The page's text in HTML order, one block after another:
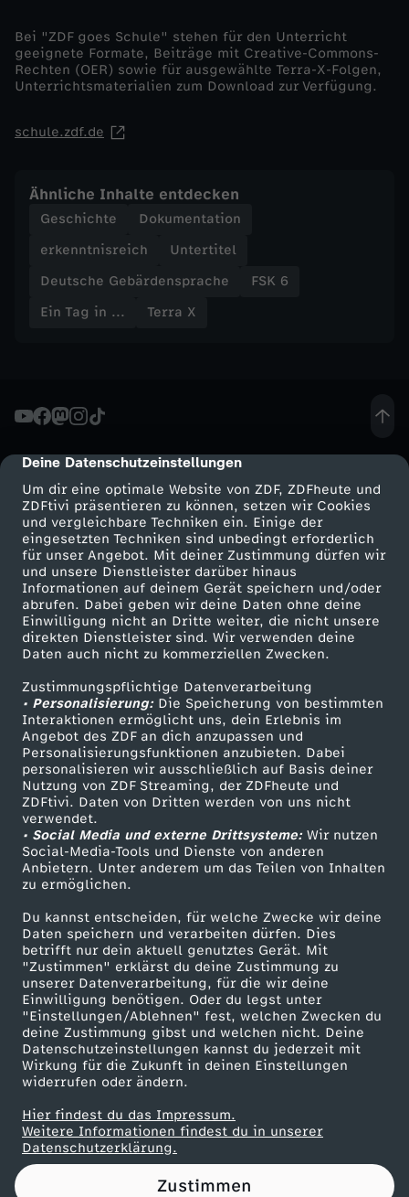
cmp-dialog-description
Deine Datenschutzeinstellungen
Um dir eine optimale Website von ZDF, ZDFheute und
ZDFtivi präsentieren zu können, setzen wir Cookies
und vergleichbare Techniken ein. Einige der
eingesetzten Techniken sind unbedingt erforderlich
für unser Angebot. Mit deiner Zustimmung dürfen wir
und unsere Dienstleister darüber hinaus
Informationen auf deinem Gerät speichern und/oder
abrufen. Dabei geben wir deine Daten ohne deine
Einwilligung nicht an Dritte weiter, die nicht unsere
direkten Dienstleister sind. Wir verwenden deine
Daten auch nicht zu kommerziellen Zwecken.
Zustimmungspflichtige Datenverarbeitung
• Personalisierung:Die Speicherung von bestimmten
Interaktionen ermöglicht uns, dein Erlebnis im
Angebot des ZDF an dich anzupassen und
Personalisierungsfunktionen anzubieten. Dabei
personalisieren wir ausschließlich auf Basis deiner
Nutzung von ZDF Streaming, der ZDFheute und
ZDFtivi. Daten von Dritten werden von uns nicht
verwendet.
• Social Media und externe Drittsysteme:Wir nutzen
Social-Media-Tools und Dienste von anderen
Anbietern. Unter anderem um das Teilen von Inhalten
zu ermöglichen.
Du kannst entscheiden, für welche Zwecke wir deine
Daten speichern und verarbeiten dürfen. Dies
betrifft nur dein aktuell genutztes Gerät. Mit
"Zustimmen" erklärst du deine Zustimmung zu
unserer Datenverarbeitung, für die wir deine
Einwilligung benötigen. Oder du legst unter
"Einstellungen/Ablehnen" fest, welchen Zwecken du
deine Zustimmung gibst und welchen nicht. Deine
Datenschutzeinstellungen kannst du jederzeit mit
Wirkung für die Zukunft in deinen Einstellungen
widerrufen oder ändern.
Hier findest du das Impressum.
Weitere Informationen findest du in unserer
Datenschutzerklärung.
Zustimmen
Bei "ZDF goes Schule" stehen für den Unterricht
geeignete Formate, Beiträge mit Creative-Commons-
Rechten (OER) sowie für ausgewählte Terra-X-Folgen,
Unterrichtsmaterialien zum Download zur Verfügung.
schule.zdf.de
Ähnliche Inhalte entdecken
Geschichte
Dokumentation
erkenntnisreich
Untertitel
Deutsche Gebärdensprache
FSK 6
Ein Tag in ...
Terra X
Mehr ZDF
ZDF-Apps
Smart TV
ZDFtext
Livestreams
Sendungen A-Z
TV-Programm
Service
ZDFmitreden
Kontakt zum ZDF
Tickets
Zuschauerservice
Hilfe
ZDF Unternehmen
Karriere
ZDF goes Schule
Werbefernsehen
Mainzelmännchen
Partner